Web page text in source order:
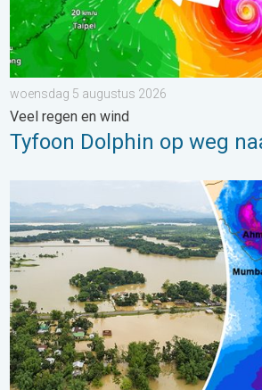
woensdag 5 augustus 2026
Veel regen en wind
Tyfoon Dolphin op weg
Overstromingen in delen van Azië.